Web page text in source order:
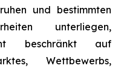
und bestimmten
unterliegen,
beschränkt auf
Wettbewerbs,